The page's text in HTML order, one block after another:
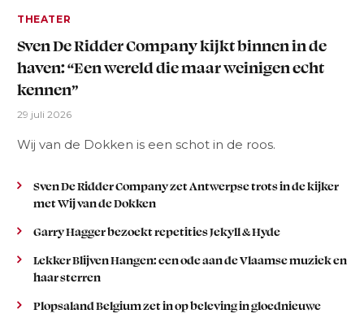
THEATER
Sven De Ridder Company kijkt binnen in de
haven: “Een wereld die maar weinigen echt
kennen”
29 juli 2026
Wij van de Dokken is een schot in de roos.
Sven De Ridder Company zet Antwerpse trots in de kijker
met Wij van de Dokken
Garry Hagger bezoekt repetities Jekyll & Hyde
Lekker Blijven Hangen: een ode aan de Vlaamse muziek en
haar sterren
Plopsaland Belgium zet in op beleving in gloednieuwe